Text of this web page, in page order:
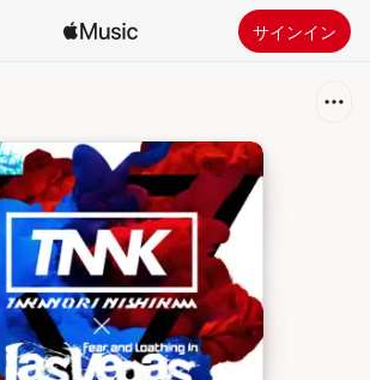
サインイン
Apple Musicをインストール